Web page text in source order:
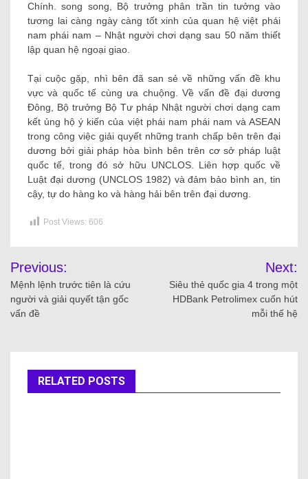
Chính. song song, Bộ trưởng phân trần tin tưởng vào
tương lai càng ngày càng tốt xinh của quan hệ việt phái
nam phái nam – Nhật người chơi dạng sau 50 năm thiết
lập quan hệ ngoại giao.
Tại cuộc gặp, nhì bên đã san sẻ về những vấn đề khu
vực và quốc tế cùng ưa chuộng. Về vấn đề đại dương
Đông, Bộ trưởng Bộ Tư pháp Nhật người chơi dạng cam
kết ủng hộ ý kiến của việt phái nam phái nam và ASEAN
trong công việc giải quyết những tranh chấp bên trên đại
dương bởi giải pháp hòa bình bên trên cơ sở pháp luật
quốc tế, trong đó sở hữu UNCLOS. Liên hợp quốc về
Luật đại dương (UNCLOS 1982) và đảm bảo bình an, tin
cậy, tự do hàng ko và hàng hải bên trên đại dương.
Post Views: 606
Previous:
Mệnh lệnh trước tiên là cứu
người và giải quyết tận gốc
vấn đề
Next:
Siêu thẻ quốc gia 4 trong một
HDBank Petrolimex cuốn hút
mỗi thế hệ
RELATED POSTS